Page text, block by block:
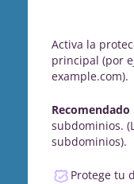
Activa la
principal (por
example.com).
Recomendado
subdominios.
subdominios).
Protege tu